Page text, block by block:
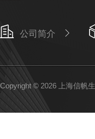
公司简介
Copyright © 2026 上海信帆